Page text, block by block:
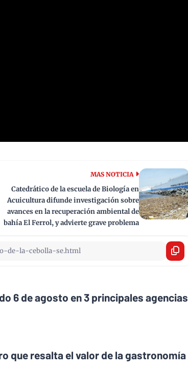
MAS NOTICIA
Catedrático de la escuela de Biología en
Acuicultura difunde investigación sobre
avances en la recuperación ambiental de
bahía El Ferrol, y advierte grave problema
6 de agosto en 3 principales agencias
que resalta el valor de la gastronomía